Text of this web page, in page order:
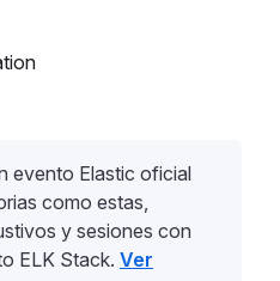
evento Elastic oficial
como estas,
y sesiones con
ELK Stack. Ver